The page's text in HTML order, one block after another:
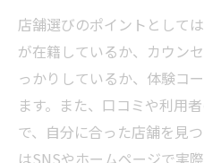
店舗選びのポイントとして
が在籍しているか、カウン
っかりしているか、体験コ
ます。また、口コミや利用
で、自分に合った店舗を見
はSNSやホームページで実